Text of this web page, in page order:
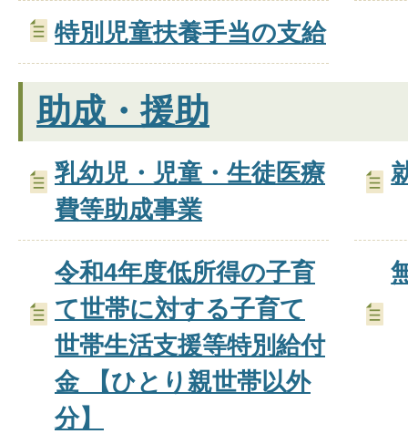
特別児童扶養手当の支給
助成・援助
乳幼児・児童・生徒医療
費等助成事業
令和4年度低所得の子育
て世帯に対する子育て
世帯生活支援等特別給付
金 【ひとり親世帯以外
分】